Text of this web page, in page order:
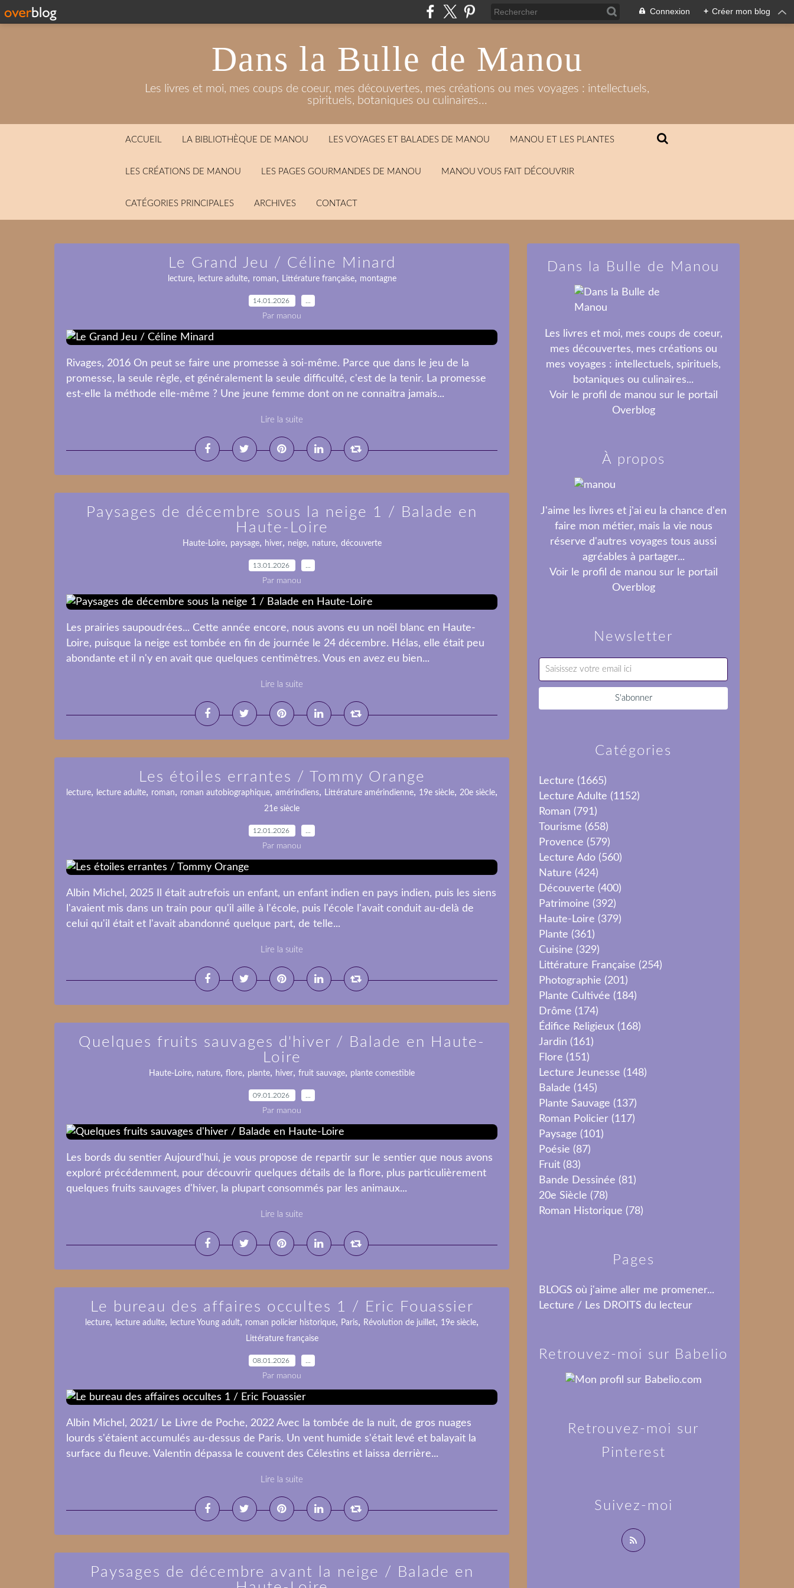
Connexion + Créer mon blog
Dans la Bulle de Manou
Les livres et moi, mes coups de coeur, mes découvertes, mes créations ou mes voyages : intellectuels,
spirituels, botaniques ou culinaires...
ACCUEIL LA BIBLIOTHÈQUE DE MANOU LES VOYAGES ET BALADES DE MANOU MANOU ET LES PLANTES
LES CRÉATIONS DE MANOU LES PAGES GOURMANDES DE MANOU MANOU VOUS FAIT DÉCOUVRIR
CATÉGORIES PRINCIPALES ARCHIVES CONTACT
Le Grand Jeu / Céline Minard
lecture, lecture adulte, roman, Littérature française, montagne
14.01.2026
Par manou
Rivages, 2016 On peut se faire une promesse à soi-même. Parce que dans le jeu de la
promesse, la seule règle, et généralement la seule difficulté, c'est de la tenir. La promesse
est-elle la méthode elle-même ? Une jeune femme dont on ne connaitra jamais...
Lire la suite
Paysages de décembre sous la neige 1 / Balade en
Haute-Loire
Haute-Loire, paysage, hiver, neige, nature, découverte
13.01.2026
Par manou
Les prairies saupoudrées... Cette année encore, nous avons eu un noël blanc en Haute-
Loire, puisque la neige est tombée en fin de journée le 24 décembre. Hélas, elle était peu
abondante et il n'y en avait que quelques centimètres. Vous en avez eu bien...
Lire la suite
Les étoiles errantes / Tommy Orange
lecture, lecture adulte, roman, roman autobiographique, amérindiens, Littérature amérindienne, 19e siècle, 20e siècle,
21e siècle
12.01.2026
Par manou
Albin Michel, 2025 Il était autrefois un enfant, un enfant indien en pays indien, puis les siens
l'avaient mis dans un train pour qu'il aille à l'école, puis l'école l'avait conduit au-delà de
celui qu'il était et l'avait abandonné quelque part, de telle...
Lire la suite
Quelques fruits sauvages d'hiver / Balade en Haute-
Loire
Haute-Loire, nature, flore, plante, hiver, fruit sauvage, plante comestible
09.01.2026
Par manou
Les bords du sentier Aujourd'hui, je vous propose de repartir sur le sentier que nous avons
exploré précédemment, pour découvrir quelques détails de la flore, plus particulièrement
quelques fruits sauvages d'hiver, la plupart consommés par les animaux...
Lire la suite
Le bureau des affaires occultes 1 / Eric Fouassier
lecture, lecture adulte, lecture Young adult, roman policier historique, Paris, Révolution de juillet, 19e siècle,
Littérature française
08.01.2026
Par manou
Albin Michel, 2021/ Le Livre de Poche, 2022 Avec la tombée de la nuit, de gros nuages
lourds s'étaient accumulés au-dessus de Paris. Un vent humide s'était levé et balayait la
surface du fleuve. Valentin dépassa le couvent des Célestins et laissa derrière...
Lire la suite
Paysages de décembre avant la neige / Balade en
Newsletter
Catégories
Lecture (1665)
Lecture Adulte (1152)
Roman (791)
Tourisme (658)
Provence (579)
Lecture Ado (560)
Nature (424)
Découverte (400)
Patrimoine (392)
Haute-Loire (379)
Plante (361)
Cuisine (329)
Littérature Française (254)
Photographie (201)
Plante Cultivée (184)
Drôme (174)
Édifice Religieux (168)
Jardin (161)
Flore (151)
Lecture Jeunesse (148)
Balade (145)
Plante Sauvage (137)
Roman Policier (117)
Paysage (101)
Poésie (87)
Fruit (83)
Bande Dessinée (81)
20e Siècle (78)
Roman Historique (78)
Pages
BLOGS où j'aime aller me promener...
Lecture / Les DROITS du lecteur
Dans la Bulle de Manou
Les livres et moi, mes coups de coeur,
mes découvertes, mes créations ou
mes voyages : intellectuels, spirituels,
botaniques ou culinaires...
Voir le profil de manou sur le portail
Overblog
Suivez-moi
À propos
J'aime les livres et j'ai eu la chance d'en
faire mon métier, mais la vie nous
réserve d'autres voyages tous aussi
agréables à partager...
Voir le profil de manou sur le portail
Overblog
Retrouvez-moi sur Babelio
Retrouvez-moi sur
Pinterest